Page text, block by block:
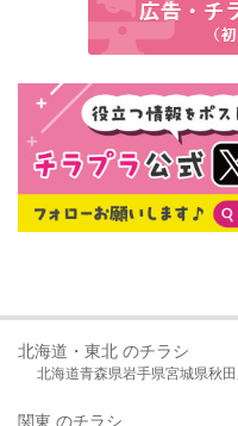
北海道・東北 のチラシ
北海道青森県岩手県宮城県秋
関東 のチラシ